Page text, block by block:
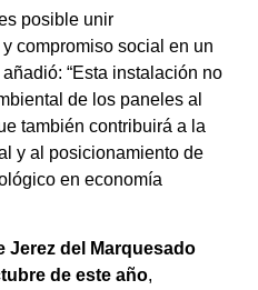
posible unir
compromiso social en un
“Esta instalación no
de los paneles al
también contribuirá a la
y al posicionamiento de
en economía
Jerez del Marquesado
de este año,